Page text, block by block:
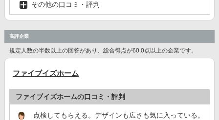
その他の口コミ・評判
高評企業
規定人数の半数以上の回答があり、総合得点が60.0点以上の企業です。
ファイブイズホーム
ファイブイズホームの口コミ・評判
点検してもらえる。デザインも広さも気に入っている。